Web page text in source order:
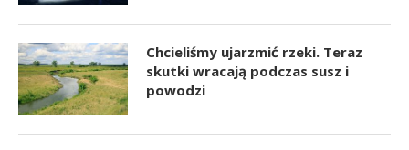
Chcieliśmy ujarzmić rzeki. Teraz
skutki wracają podczas susz i
powodzi